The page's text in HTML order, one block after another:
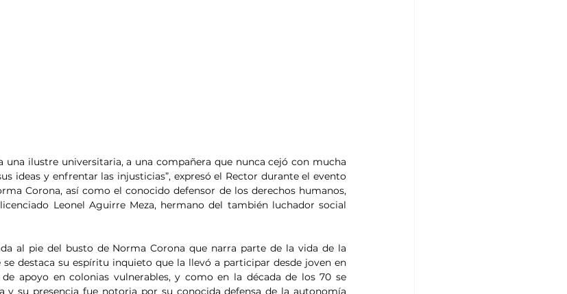
una ilustre universitaria, a una compañera que nunca cejó con mucha
ideas y enfrentar las injusticias”, expresó el Rector durante el evento
Corona, así como el conocido defensor de los derechos humanos,
Leonel Aguirre Meza, hermano del también luchador social
al pie del busto de Norma Corona que narra parte de la vida de la
destaca su espíritu inquieto que la llevó a participar desde joven en
apoyo en colonias vulnerables, y como en la década de los 70 se
y su presencia fue notoria por su conocida defensa de la autonomía